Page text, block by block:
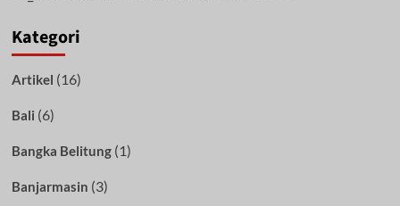
Kategori
Artikel (16)
Bali (6)
Bangka Belitung(1)
Banjarmasin (3)